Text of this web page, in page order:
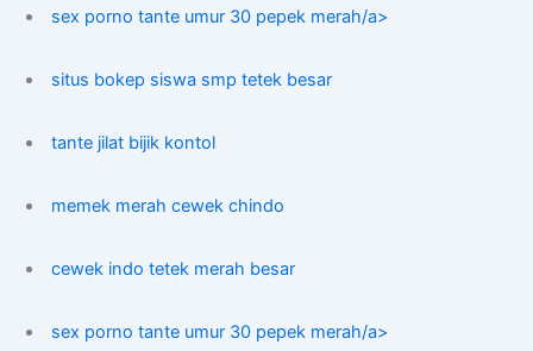
sex porno tante umur 30 pepek merah/a>
situs bokep siswa smp tetek besar
tante jilat bijik kontol
memek merah cewek chindo
cewek indo tetek merah besar
sex porno tante umur 30 pepek merah/a>